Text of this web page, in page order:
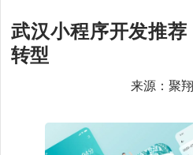
武汉小程序开发推
转型
来源：聚